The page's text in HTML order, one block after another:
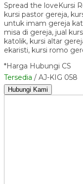
Spread the loveKursi
kursi pastor gereja,
untuk imam gereja
misa di gereja, jual
katolik, kursi altar
ekaristi, kursi romo
*Harga Hubungi CS
Tersedia / AJ-KIG 058
Hubungi Kami